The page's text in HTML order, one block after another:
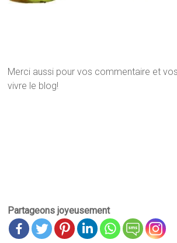
Merci aussi pour vos commentaire et
vivre le blog!
Partageons joyeusement